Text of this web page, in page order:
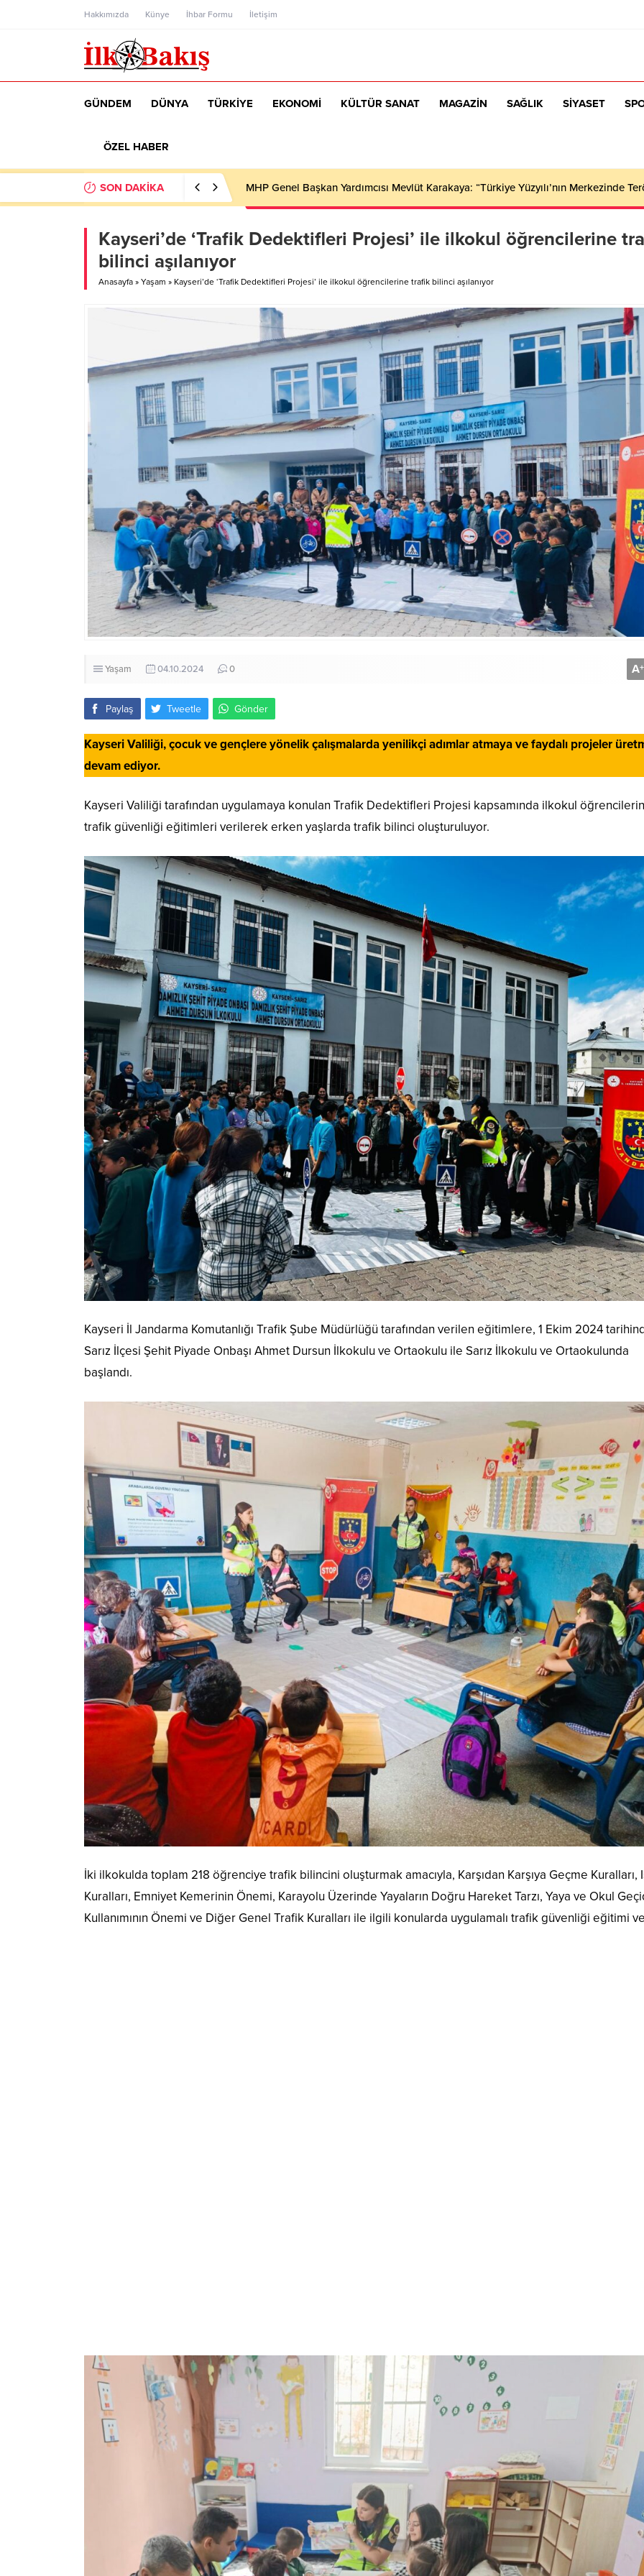
Hakkımızda Künye İhbar Formu İletişim
GÜNDEM DÜNYA TÜRKİYE EKONOMİ KÜLTÜR SANAT MAGAZİN SAĞLIK SİYASET
ÖZEL HABER
SON DAKİKA MHP Genel Başkan Yardımcısı Mevlüt Karakaya: “Türkiye Yüzyılı’nın Merkezinde
Kayseri’de ‘Trafik Dedektifleri Projesi’ ile ilkokul öğrencilerine
bilinci aşılanıyor
Anasayfa » Yaşam » Kayseri’de ‘Trafik Dedektifleri Projesi’ ile ilkokul öğrencilerine trafik bilinci aşılanıyor
Yaşam 04.10.2024 0 A+
Paylaş Tweetle Gönder
Kayseri Valiliği, çocuk ve gençlere yönelik çalışmalarda yenilikçi adımlar atmaya ve faydalı projeler
devam ediyor.
Kayseri Valiliği tarafından uygulamaya konulan Trafik Dedektifleri Projesi kapsamında ilkokul
trafik güvenliği eğitimleri verilerek erken yaşlarda trafik bilinci oluşturuluyor.
Kayseri İl Jandarma Komutanlığı Trafik Şube Müdürlüğü tarafından verilen eğitimlere, 1 Ekim 2024
Sarız İlçesi Şehit Piyade Onbaşı Ahmet Dursun İlkokulu ve Ortaokulu ile Sarız İlkokulu ve Ortaokulunda
başlandı.
İki ilkokulda toplam 218 öğrenciye trafik bilincini oluşturmak amacıyla, Karşıdan Karşıya Geçme Kuralları,
Kuralları, Emniyet Kemerinin Önemi, Karayolu Üzerinde Yayaların Doğru Hareket Tarzı, Yaya ve Okul
Kullanımının Önemi ve Diğer Genel Trafik Kuralları ile ilgili konularda uygulamalı trafik güvenliği eğitimi